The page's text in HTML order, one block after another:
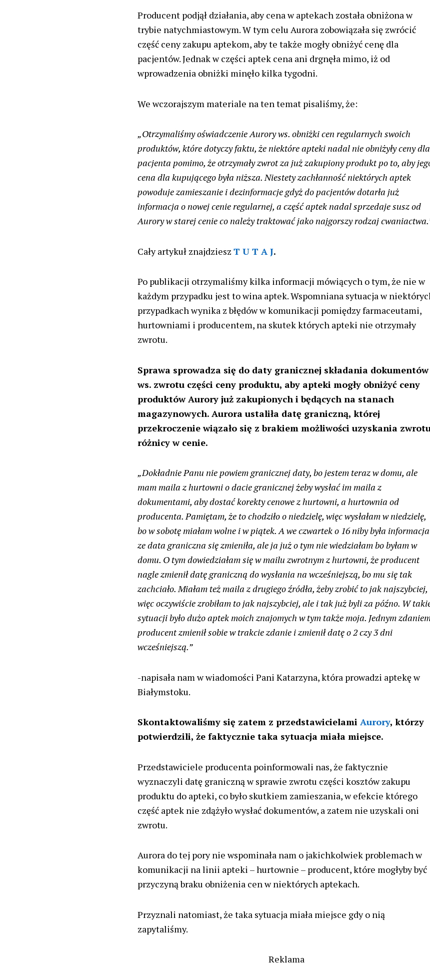
Producent podjął działania, aby cena w aptekach została obniżona w
trybie natychmiastowym. W tym celu Aurora zobowiązała się zwrócić
część ceny zakupu aptekom, aby te także mogły obniżyć cenę dla
pacjentów. Jednak w części aptek cena ani drgnęła mimo, iż od
wprowadzenia obniżki minęło kilka tygodni.
We wczorajszym materiale na ten temat pisaliśmy, że:
„Otrzymaliśmy oświadczenie Aurory ws. obniżki cen regularnych swoich
produktów, które dotyczy faktu, że niektóre apteki nadal nie obniżyły ceny dla
pacjenta pomimo, że otrzymały zwrot za już zakupiony produkt po to, aby
cena dla kupującego była niższa. Niestety zachłanność niektórych aptek
powoduje zamieszanie i dezinformacje gdyż do pacjentów dotarła już
informacja o nowej cenie regularnej, a część aptek nadal sprzedaje susz od
Aurory w starej cenie co należy traktować jako najgorszy rodzaj
Cały artykuł znajdziesz T U T A J.
Po publikacji otrzymaliśmy kilka informacji mówiących o tym, że nie w
każdym przypadku jest to wina aptek. Wspomniana sytuacja w
przypadkach wynika z błędów w komunikacji pomiędzy farmaceutami,
hurtowniami i producentem, na skutek których apteki nie otrzymały
zwrotu.
Sprawa sprowadza się do daty granicznej składania dokumentów
ws. zwrotu części ceny produktu, aby apteki mogły obniżyć ceny
produktów Aurory już zakupionych i będących na stanach
magazynowych. Aurora ustaliła datę graniczną, której
przekroczenie wiązało się z brakiem możliwości uzyskania
różnicy w cenie.
„Dokładnie Panu nie powiem granicznej daty, bo jestem teraz w domu, ale
mam maila z hurtowni o dacie granicznej żeby wysłać im maila z
dokumentami, aby dostać korekty cenowe z hurtowni, a hurtownia od
producenta. Pamiętam, że to chodziło o niedzielę, więc wysłałam w niedzielę,
bo w sobotę miałam wolne i w piątek. A we czwartek o 16 niby była informacja
ze data graniczna się zmieniła, ale ja już o tym nie wiedziałam bo byłam w
domu. O tym dowiedziałam się w mailu zwrotnym z hurtowni, że producent
nagle zmienił datę graniczną do wysłania na wcześniejszą, bo mu się tak
zachciało. Miałam też maila z drugiego źródła, żeby zrobić to jak najszybciej,
więc oczywiście zrobiłam to jak najszybciej, ale i tak już byli za późno. W
sytuacji było dużo aptek moich znajomych w tym także moja. Jednym
producent zmienił sobie w trakcie zdanie i zmienił datę o 2 czy 3 dni
wcześniejszą.”
-napisała nam w wiadomości Pani Katarzyna, która prowadzi aptekę w
Białymstoku.
Skontaktowaliśmy się zatem z przedstawicielami Aurory, którzy
potwierdzili, że faktycznie taka sytuacja miała miejsce.
Przedstawiciele producenta poinformowali nas, że faktycznie
wyznaczyli datę graniczną w sprawie zwrotu części kosztów zakupu
produktu do apteki, co było skutkiem zamieszania, w efekcie którego
część aptek nie zdążyło wysłać dokumentów, a zatem nie uzyskali oni
zwrotu.
Aurora do tej pory nie wspominała nam o jakichkolwiek problemach w
komunikacji na linii apteki – hurtownie – producent, które mogłyby być
przyczyną braku obniżenia cen w niektórych aptekach.
Przyznali natomiast, że taka sytuacja miała miejsce gdy o nią
zapytaliśmy.
Reklama